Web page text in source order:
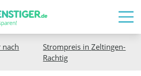
Strompreis inZeltingen-
Rachtig